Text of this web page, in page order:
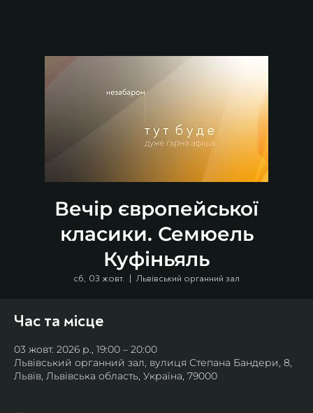
Вечір європейської
класики. Семюель
Куфіньяль
сб, 03 жовт.
  |
Львівський органний зал
Час та місце
03 жовт. 2026 р., 19:00 – 20:00
Львівський органний зал, вулиця Степана Бандери, 8,
Львів, Львівська область, Україна, 79000